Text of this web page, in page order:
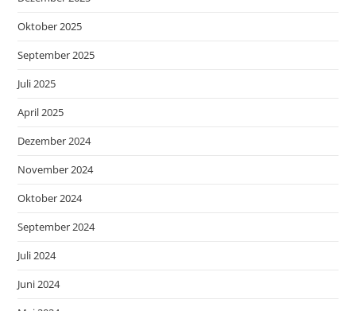
Oktober 2025
September 2025
Juli 2025
April 2025
Dezember 2024
November 2024
Oktober 2024
September 2024
Juli 2024
Juni 2024